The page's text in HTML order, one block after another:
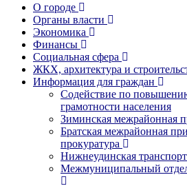
О городе
Органы власти
Экономика
Финансы
Социальная сфера
ЖКХ, архитектура и
Информация для граждан
Содействие по
грамотности населения
Зиминская межрайонная
Братская межрайонная
прокуратура
Нижнеудинская
Межмуниципальный